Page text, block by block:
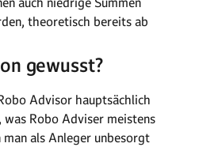
theoretisch bereits ab
gewusst?
Advisor hauptsächlich
was Robo Adviser meistens
man als Anleger unbesorgt